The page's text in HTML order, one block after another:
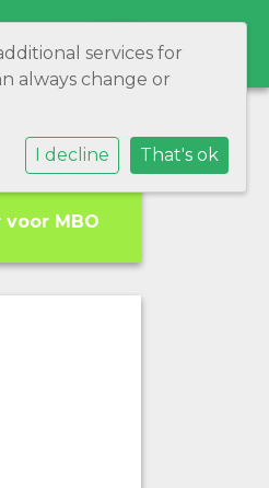
voor MBO
services for
always change or
I decline That's ok